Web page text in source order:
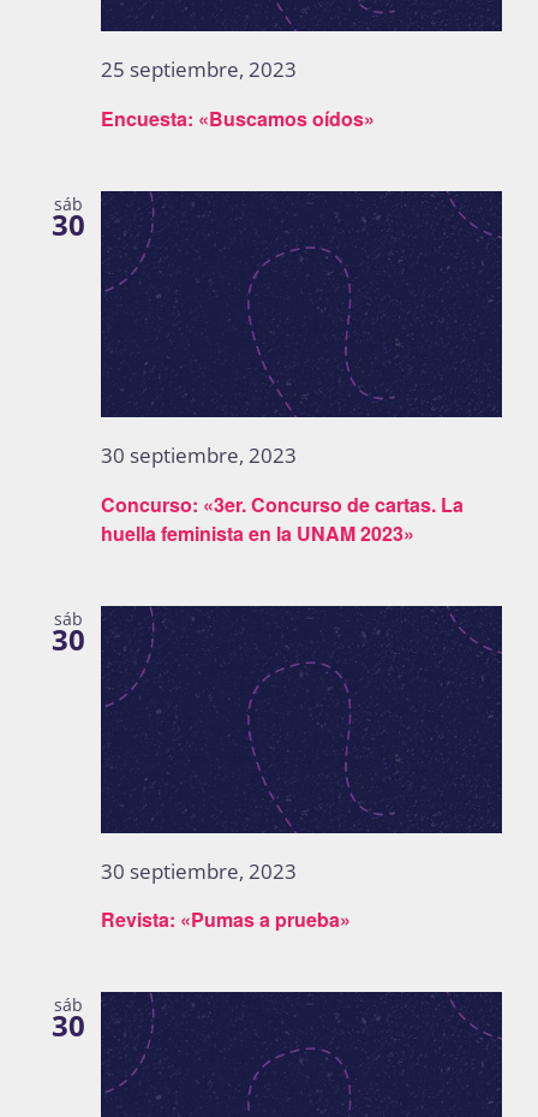
Encuesta: «Buscamos oídos»
25 septiembre, 2023
sáb
30
Concurso: «3er. Concurso de cartas. La
huella feminista en la UNAM 2023»
30 septiembre, 2023
sáb
30
Revista: «Pumas a prueba»
30 septiembre, 2023
sáb
30